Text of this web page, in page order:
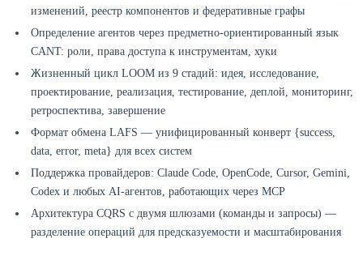
изменений, реестр компонентов и федеративные графы
Определение агентов через предметно-ориентированный язык
CANT: роли, права доступа к инструментам, хуки
Жизненный цикл LOOM из 9 стадий: идея, исследование,
проектирование, реализация, тестирование, деплой, мониторинг,
ретроспектива, завершение
Формат обмена LAFS — унифицированный конверт {success,
data, error, meta} для всех систем
Поддержка провайдеров: Claude Code, OpenCode, Cursor, Gemini,
Codex и любых AI-агентов, работающих через MCP
Архитектура CQRS с двумя шлюзами (команды и запросы) —
разделение операций для предсказуемости и масштабирования